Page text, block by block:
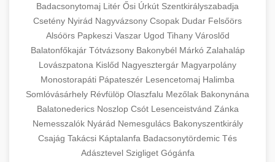
Badacsonytomaj Litér Ősi Úrkút Szentkirályszabadja
Csetény Nyirád Nagyvázsony Csopak Dudar Felsőörs
Alsóörs Papkeszi Vaszar Ugod Tihany Városlőd
Balatonfőkajár Tótvázsony Bakonybél Márkó Zalahaláp
Lovászpatona Kislőd Nagyesztergár Magyarpolány
Monostorapáti Pápateszér Lesencetomaj Halimba
Somlóvásárhely Révfülöp Olaszfalu Mezőlak Bakonynána
Balatonederics Noszlop Csót Lesenceistvánd Zánka
Nemesszalók Nyárád Nemesgulács Bakonyszentkirály
Csajág Takácsi Káptalanfa Badacsonytördemic Tés
Adásztevel Szigliget Gógánfa